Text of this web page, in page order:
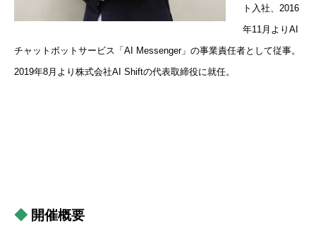
ト入社、2016
年11月よりAI
チャットボットサービス「AI Messenger」の事業責任者として従事。
2019年8月より株式会社AI Shiftの代表取締役に就任。
◆ 開催概要